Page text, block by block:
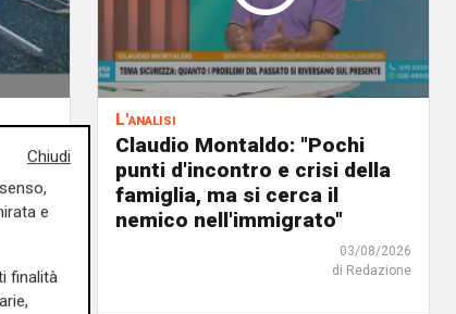
e
L'analisi
Claudio Montaldo: "Pochi
punti d'incontro e crisi della
famiglia, ma si cerca il
nemico nell'immigrato"
03/08/2026
di Redazione
Chiudi
e
finalità